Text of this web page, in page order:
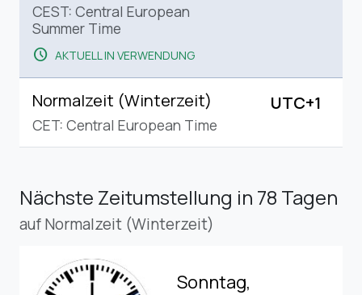
CEST: Central European
Summer Time
schedule AKTUELL IN VERWENDUNG
Normalzeit (Winterzeit)
CET: Central European Time
UTC+1
Nächste Zeitumstellung in 78 Tagen
auf Normalzeit (Winterzeit)
Sonntag,